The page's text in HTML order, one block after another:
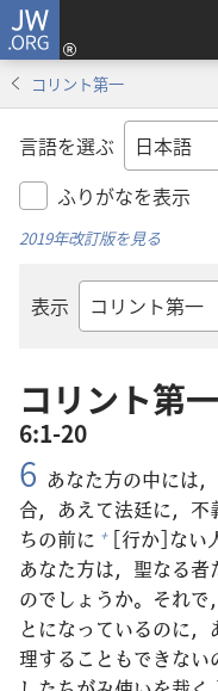
JW.ORG
コリント第一
言語を選ぶ
ふりがなを表示
2019年改訂版を見る
表示
聖
の
書
名
コリント第一
6:1-20
6 あなた方の中には，
合，あえて法廷に， 不
ちの前に + [行か]ない
あなた方は， 聖なる者
のでしょうか。それで，
とになっているのに，
理することもできない